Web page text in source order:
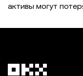
активы могут